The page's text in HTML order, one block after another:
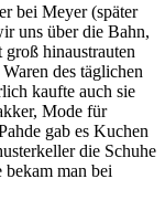
bei Meyer (später
uns über die Bahn,
hinaustrauten
des täglichen
kaufte auch sie
Mode für
gab es Kuchen
die Schuhe
man bei